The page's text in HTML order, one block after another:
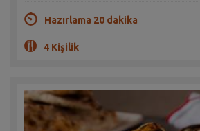
Hazırlama 20 dakika
4 Kişilik